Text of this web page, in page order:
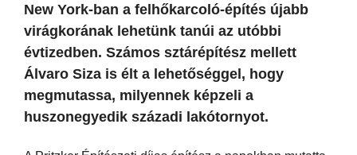
New York-ban a felhőkarcoló-építés újabb
virágkorának lehetünk tanúi az utóbbi
évtizedben. Számos sztárépítész mellett
Álvaro Siza is élt a lehetőséggel, hogy
megmutassa, milyennek képzeli a
huszonegyedik századi lakótornyot.